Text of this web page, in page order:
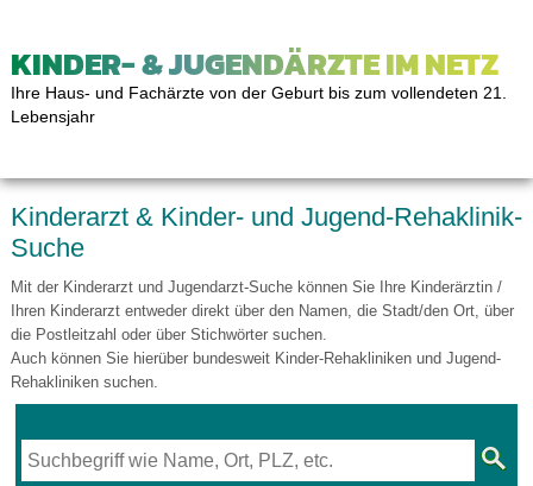
KINDER- & JUGENDÄRZTE IM NETZ
Ihre Haus- und Fachärzte von der Geburt bis zum vollendeten 21.
Lebensjahr
Kinderarzt & Kinder- und Jugend-Rehaklinik-
Suche
Mit der Kinderarzt und Jugendarzt-Suche können Sie Ihre Kinderärztin /
Ihren Kinderarzt entweder direkt über den Namen, die Stadt/den Ort, über
die Postleitzahl oder über Stichwörter suchen.
Auch können Sie hierüber bundesweit Kinder-Rehakliniken und Jugend-
Rehakliniken suchen.